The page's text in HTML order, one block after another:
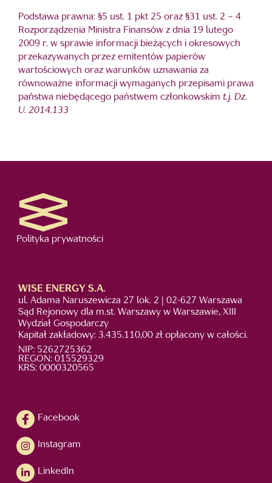
Podstawa prawna: §5 ust. 1 pkt 25 oraz §31 ust. 2 – 4
Rozporządzenia Ministra Finansów z dnia 19 lutego
2009 r. w sprawie informacji bieżących i okresowych
przekazywanych przez emitentów papierów
wartościowych oraz warunków uznawania za
równoważne informacji wymaganych przepisami prawa
państwa niebędącego państwem członkowskim t.j. Dz.
U. 2014.133
Polityka prywatności
WISE ENERGY S.A.
ul. Adama Naruszewicza 27 lok. 2 | 02-627 Warszawa
Sąd Rejonowy dla m.st. Warszawy w Warszawie, XIII
Wydział Gospodarczy
Kapitał zakładowy: 3.435.110,00 zł opłacony w całości.
NIP: 5262725362
REGON: 015529329
KRS: 0000320565
Facebook
Instagram
LinkedIn